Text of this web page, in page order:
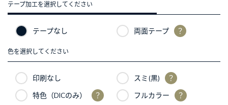
テープ加工を選択してください
テープなし 両面テープ ？
色を選択してください
印刷なし スミ(黒)
？
特色（DICのみ）
？ フルカラー ？